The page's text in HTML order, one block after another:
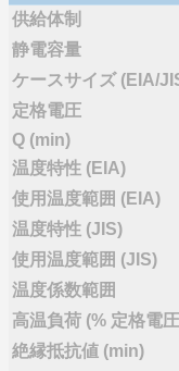
供給体制
静電容量
ケースサイズ (EIA/
定格電圧
Q (min)
温度特性 (EIA)
使用温度範囲 (EIA)
温度特性 (JIS)
使用温度範囲 (JIS)
温度係数範囲
高温負荷 (% 定格電
絶縁抵抗値 (min)